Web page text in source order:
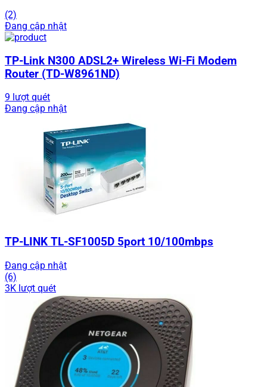
(2)
Đang cập nhật
TP-Link N300 ADSL2+ Wireless Wi-Fi Modem
Router (TD-W8961ND)
9 lượt quét
Đang cập nhật
TP-LINK TL-SF1005D 5port 10/100mbps
Đang cập nhật
(6)
3K lượt quét